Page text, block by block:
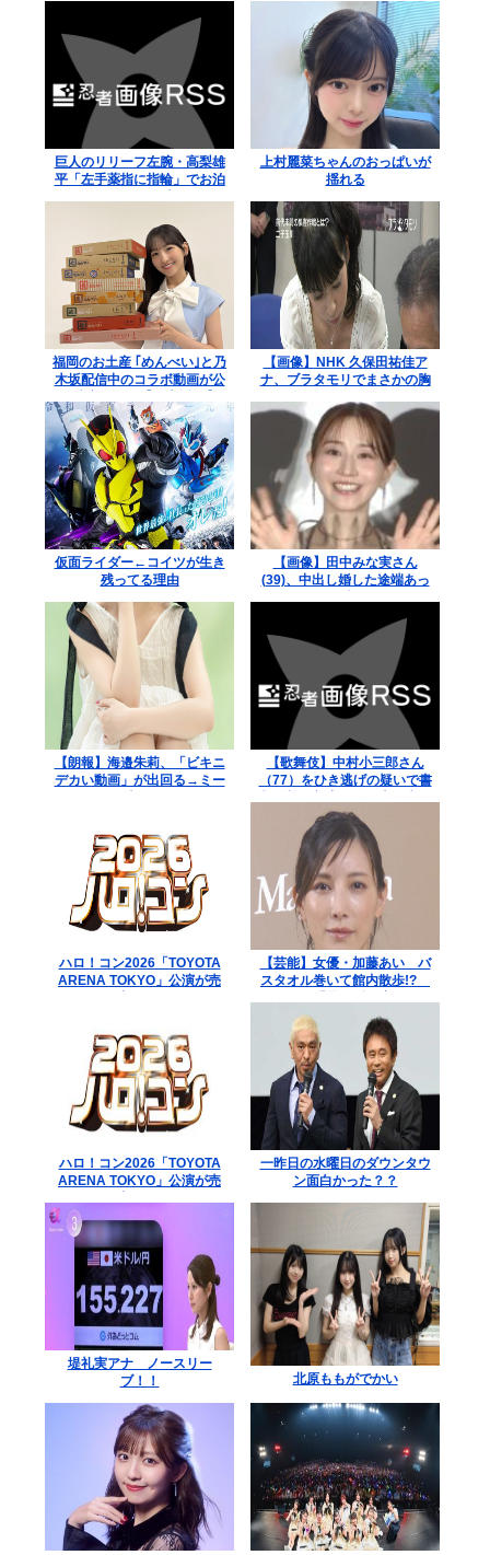
巨人のリリーフ左腕・高梨雄
平「左手薬指に指輪」でお泊
上村麗菜ちゃんのおっぱいが
揺れる
福岡のお土産 ｢めんべい｣と乃
木坂配信中のコラボ動画が公
【画像】NHK 久保田祐佳ア
ナ、ブラタモリでまさかの胸
仮面ライダー←コイツが生き
残ってる理由
【画像】田中みな実さん
(39)、中出し婚した途端あっ
【朗報】海邉朱莉、「ビキニ
デカい動画」が出回る→ミー
【歌舞伎】中村小三郎さん
（77）をひき逃げの疑いで書
者の20代女性をはねてけがを
させたうえ、そのまま逃走か
ハロ！コン2026「TOYOTA
ARENA TOKYO」公演が売
【芸能】女優・加藤あい バ
スタオル巻いて館内散歩!?
「IWGPを思い出す」「セク
シーサンキュー」
ハロ！コン2026「TOYOTA
ARENA TOKYO」公演が売
一昨日の水曜日のダウンタウ
ン面白かった？？
堤礼実アナ ノースリー
ブ！！
北原ももがでかい